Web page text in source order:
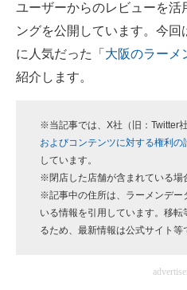
スマホと通信の最新トレンド
進化するPCとデバイスの未来
好きが集まる 比べて選べる
AI活用のいまが分かる
企業ITのトレンドを詳説
経営リーダーのコミュニティ
ユーザーからのレビューを活
ングを公開しています。今回
に人気だった「 大阪のラーメ
紹介します。
※当記事では、X社（旧：Twitter
およびコンテンツに対する権利の
しています。
※閉店した店舗が含まれている場
※記事中の住所は、ラーメンデー
いる情報を引用しています。移
るため、最新情報は公式サイト等